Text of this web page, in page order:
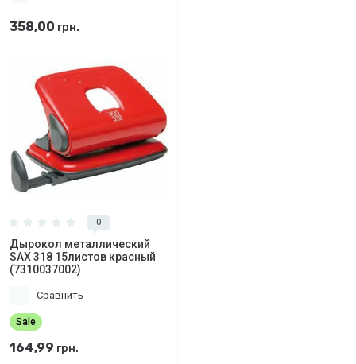
358,00 грн.
0
Дырокол металлический
SAX 318 15листов красный
(7310037002)
Сравнить
Sale
164,99 грн.